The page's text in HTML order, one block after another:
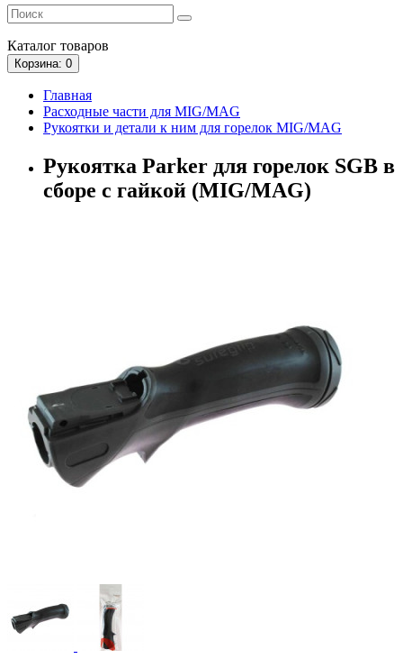
Каталог товаров
Корзина: 0
Главная
Расходные части для MIG/MAG
Рукоятки и детали к ним для горелок MIG/MAG
Рукоятка Parker для горелок SGB в
сборе с гайкой (MIG/MAG)